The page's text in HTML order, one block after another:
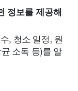
정보를 제공해
, 청소 일정, 원
소독 등)를 알